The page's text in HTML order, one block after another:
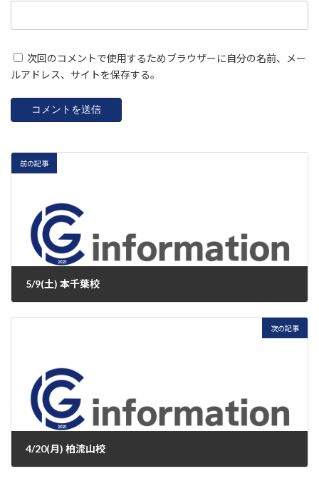
次回のコメントで使用するためブラウザーに自分の名前、メー
ルアドレス、サイトを保存する。
前の記事
5/9(土) 本千葉校
次の記事
4/20(月) 柏流山校